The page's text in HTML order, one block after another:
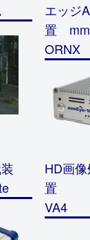
エッジ
置
ORNX
HD画
置
VA4